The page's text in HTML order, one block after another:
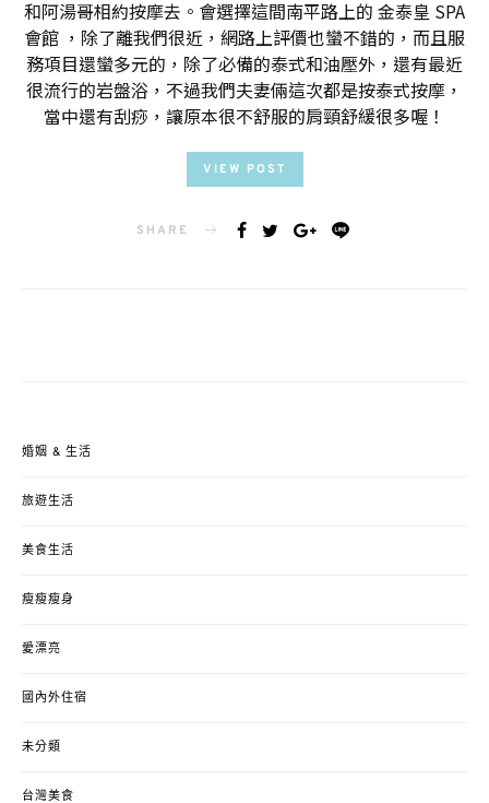
和阿湯哥相約按摩去。會選擇這間南平路上的 金泰皇 SPA
會館 ，除了離我們很近，網路上評價也蠻不錯的，而且服
務項目還蠻多元的，除了必備的泰式和油壓外，還有最近
很流行的岩盤浴，不過我們夫妻倆這次都是按泰式按摩，
當中還有刮痧，讓原本很不舒服的肩頸舒緩很多喔！
VIEW POST
SHARE
婚姻 & 生活
旅遊生活
美食生活
瘦瘦瘦身
愛漂亮
國內外住宿
未分類
台灣美食